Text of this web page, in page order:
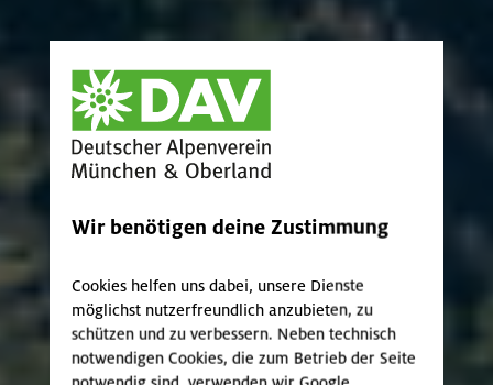
Wir benötigen deine Zustimmung
Cookies helfen uns dabei, unsere Dienste
möglichst nutzerfreundlich anzubieten, zu
schützen und zu verbessern. Neben technisch
notwendigen Cookies, die zum Betrieb der Seite